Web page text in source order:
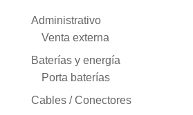
Administrativo
Venta externa
Baterías y energía
Porta baterías
Cables / Conectores